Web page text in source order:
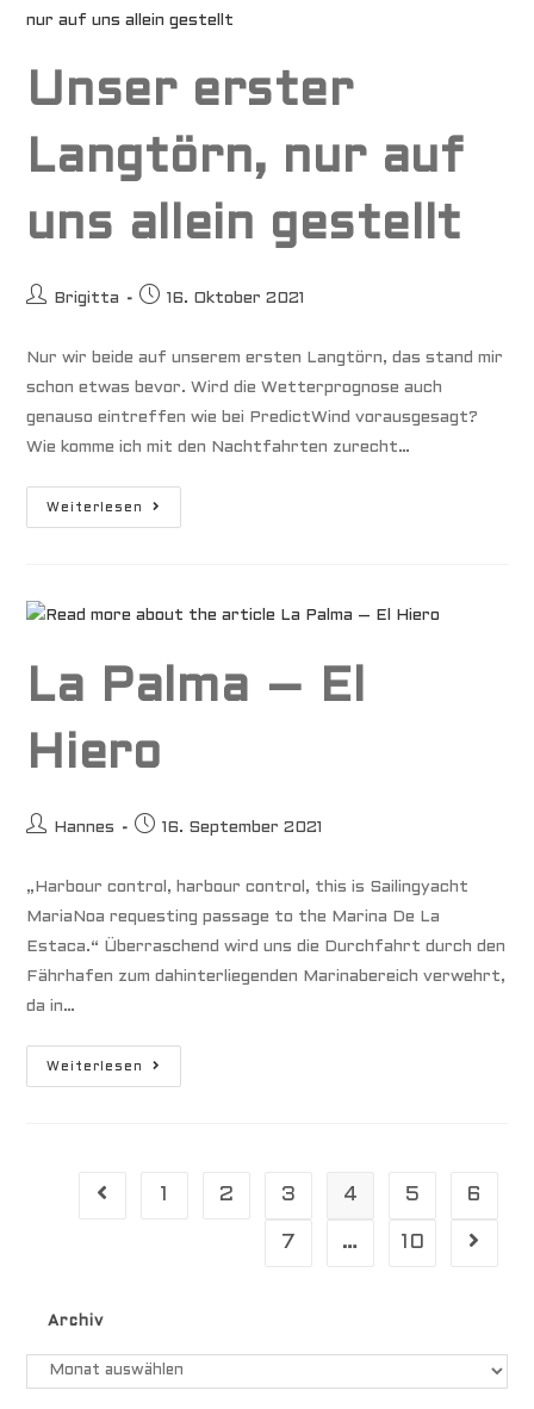
Unser erster
Langtörn, nur auf
uns allein gestellt
Beitrags-
Brigitta
Beitrag
16. Oktober 2021
Nur wir beide auf unserem ersten Langtörn, das stand mir
schon etwas bevor. Wird die Wetterprognose auch
genauso eintreffen wie bei PredictWind vorausgesagt?
Wie komme ich mit den Nachtfahrten zurecht…
Weiterlesen
Unser
Allein
Gestellt
La Palma – El
Hiero
Beitrags-
Hannes
Beitrag
16. September 2021
„Harbour control, harbour control, this is Sailingyacht
MariaNoa requesting passage to the Marina De La
Estaca.“ Überraschend wird uns die Durchfahrt durch den
Fährhafen zum dahinterliegenden Marinabereich verwehrt,
da in…
Weiterlesen
La
Gehe zur vorherigen Seite
1 2 3 4 5 6
7 … 10 Gehe
Archiv
Archiv